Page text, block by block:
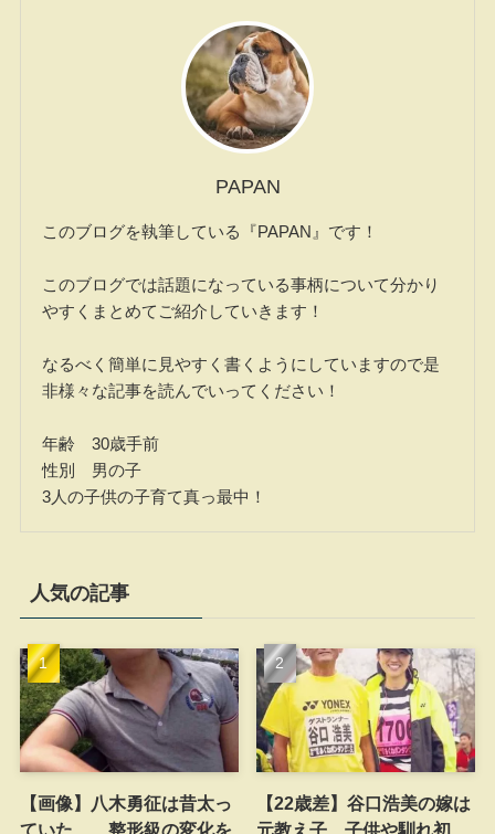
PAPAN
このブログを執筆している『PAPAN』です！
このブログでは話題になっている事柄について分かり
やすくまとめてご紹介していきます！
なるべく簡単に見やすく書くようにしていますので是
非様々な記事を読んでいってください！
年齢 30歳手前
性別 男の子
3人の子供の子育て真っ最中！
人気の記事
【画像】八木勇征は昔太っ
ていた 整形級の変化を
【22歳差】谷口浩美の嫁は
元教え子 子供や馴れ初